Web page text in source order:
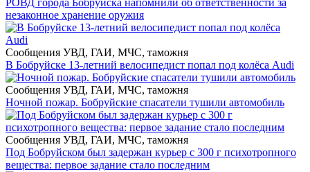
РОВД города Бобруйска напомнили об ответственности за
незаконное хранение оружия
Сообщения УВД, ГАИ, МЧС, таможня
В Бобруйске 13-летний велосипедист попал под колёса Audi
Сообщения УВД, ГАИ, МЧС, таможня
Ночной пожар. Бобруйские спасатели тушили автомобиль
Сообщения УВД, ГАИ, МЧС, таможня
Под Бобруйском был задержан курьер с 300 г психотропного
вещества: первое задание стало последним